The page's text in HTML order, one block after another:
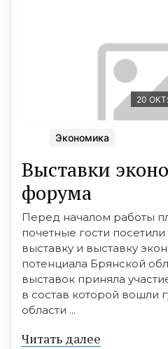
20
Экономика
Выставки
форума
Перед началом работы
почетные гости
выставку и выставку
потенциала Брянской
выставок приняла
в состав которой вошли
области ...
Читать далее